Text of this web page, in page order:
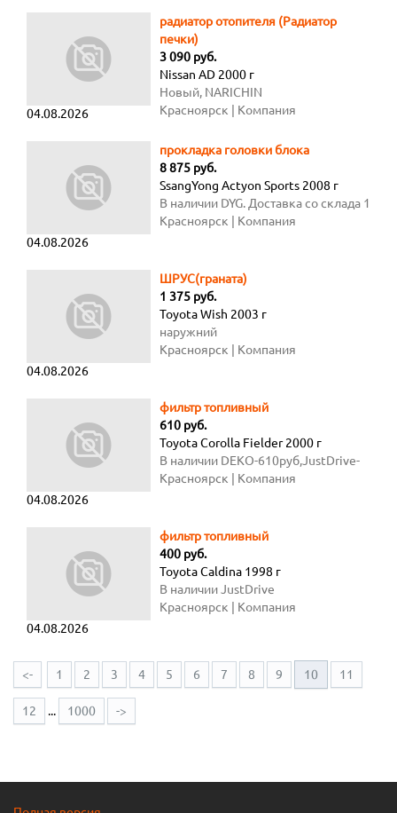
04.08.2026
радиатор отопителя (Радиатор
печки)
3 090 руб.
Nissan AD 2000 г
Новый, NARICHIN
Красноярск | Компания
04.08.2026
прокладка головки блока
8 875 руб.
SsangYong Actyon Sports 2008 г
В наличии DYG. Доставка со склада 1
день.
Красноярск | Компания
04.08.2026
ШРУС(граната)
1 375 руб.
Toyota Wish 2003 г
наружний
Красноярск | Компания
04.08.2026
фильтр топливный
610 руб.
Toyota Corolla Fielder 2000 г
В наличии DEKO-610руб,JustDrive-
800руб
Красноярск | Компания
04.08.2026
фильтр топливный
400 руб.
Toyota Caldina 1998 г
В наличии JustDrive
Красноярск | Компания
<- 1 2 3 4 5 6 7 8 9 10 11
12 ... 1000 ->